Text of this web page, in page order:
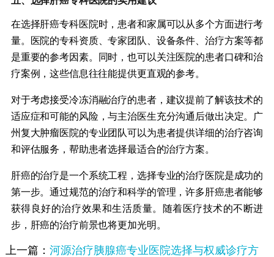
在选择肝癌专科医院时，患者和家属可以从多个方面进行考
量。医院的专科资质、专家团队、设备条件、治疗方案等都
是重要的参考因素。同时，也可以关注医院的患者口碑和治
疗案例，这些信息往往能提供更直观的参考。
对于考虑接受冷冻消融治疗的患者，建议提前了解该技术的
适应症和可能的风险，与主治医生充分沟通后做出决定。广
州复大肿瘤医院的专业团队可以为患者提供详细的治疗咨询
和评估服务，帮助患者选择最适合的治疗方案。
肝癌的治疗是一个系统工程，选择专业的治疗医院是成功的
第一步。通过规范的治疗和科学的管理，许多肝癌患者能够
获得良好的治疗效果和生活质量。随着医疗技术的不断进
步，肝癌的治疗前景也将更加光明。
上一篇： 河源治疗胰腺癌专业医院选择与权威诊疗方